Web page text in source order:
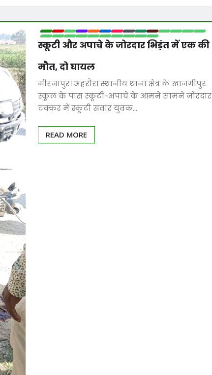
स्कूटी और अपाचे के जोरदार भिड़ंत में एक की
मौत, दो घायल
मीरजापुर। अहरौरा स्थानीय थाना क्षेत्र के खाजगीपुर
स्कूल के पास स्कूटी-अपाचे के आमने सामने जोरदार
टक्कर में स्कूटी सवार युवक…
READ MORE